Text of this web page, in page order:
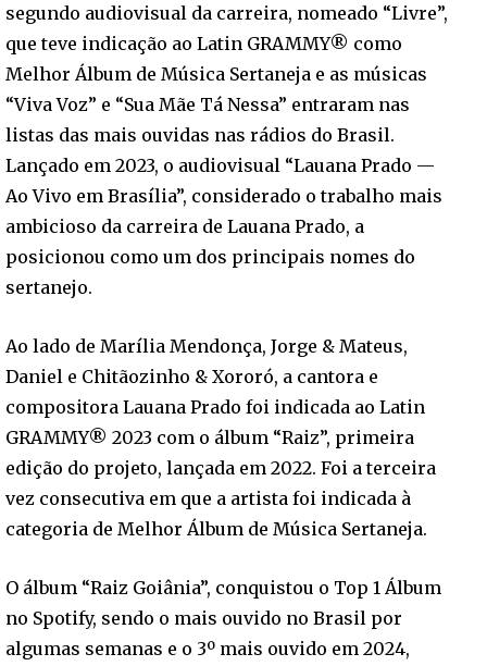
segundo audiovisual da carreira, nomeado “Livre”,
que teve indicação ao Latin GRAMMY® como
Melhor Álbum de Música Sertaneja e as músicas
“Viva Voz” e “Sua Mãe Tá Nessa” entraram nas
listas das mais ouvidas nas rádios do Brasil.
Lançado em 2023, o audiovisual “Lauana Prado —
Ao Vivo em Brasília”, considerado o trabalho mais
ambicioso da carreira de Lauana Prado, a
posicionou como um dos principais nomes do
sertanejo.
Ao lado de Marília Mendonça, Jorge & Mateus,
Daniel e Chitãozinho & Xororó, a cantora e
compositora Lauana Prado foi indicada ao Latin
GRAMMY® 2023 com o álbum “Raiz”, primeira
edição do projeto, lançada em 2022. Foi a terceira
vez consecutiva em que a artista foi indicada à
categoria de Melhor Álbum de Música Sertaneja.
O álbum “Raiz Goiânia”, conquistou o Top 1 Álbum
no Spotify, sendo o mais ouvido no Brasil por
algumas semanas e o 3º mais ouvido em 2024,